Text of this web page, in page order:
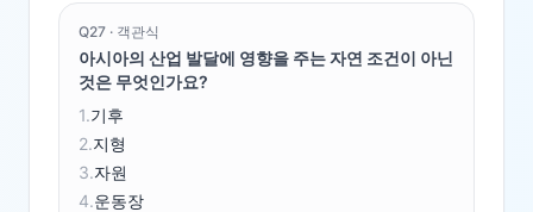
Q27 · 객관식
아시아의 산업 발달에 영향을 주는 자연 조건이 아닌
것은 무엇인가요?
1.기후
2.지형
3.자원
4.운동장